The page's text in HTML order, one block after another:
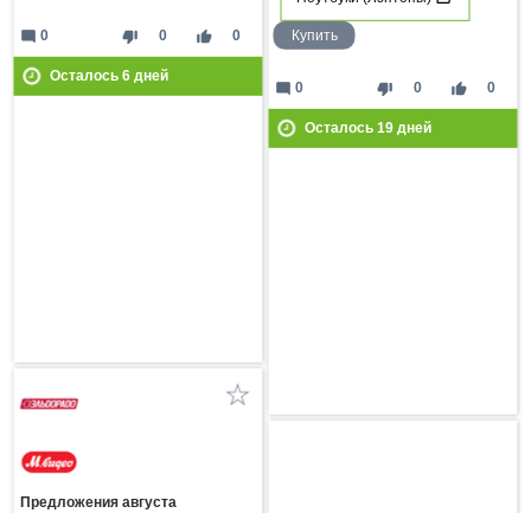
thumb_down 0 thumb_up 0
mode_comment 0
Осталось 6дней
Купить
thumb_down 0 thumb_up 0
mode_comment 0
Осталось 19дней
Предложения августа